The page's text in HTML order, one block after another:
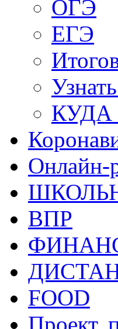
ОГЭ
ЕГЭ
КУДА
Онлайн-
ВПР
FOOD
Проект,